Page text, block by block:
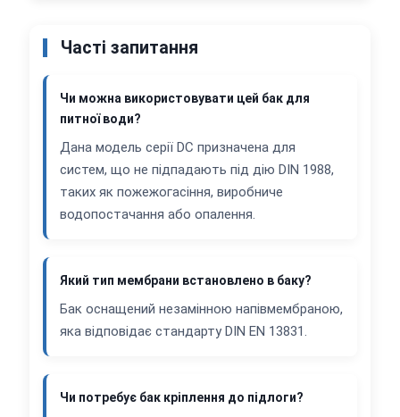
Часті запитання
Чи можна використовувати цей бак для
питної води?
Дана модель серії DC призначена для
систем, що не підпадають під дію DIN 1988,
таких як пожежогасіння, виробниче
водопостачання або опалення.
Який тип мембрани встановлено в баку?
Бак оснащений незамінною напівмембраною,
яка відповідає стандарту DIN EN 13831.
Чи потребує бак кріплення до підлоги?